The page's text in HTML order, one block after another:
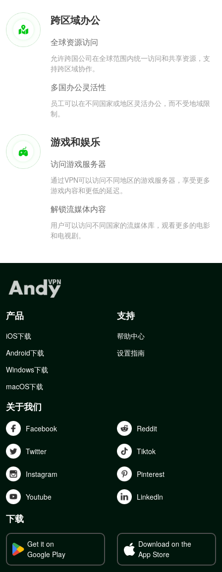
跨区域办公
全球资源访问
允许跨国公司在全球范围内统一访问和共享资源，支
持跨区域协作。
多国办公灵活性
员工可以在不同国家或地区灵活办公，而不受地域限
制。
游戏和娱乐
访问游戏服务器
通过VPN可以访问不同地区的游戏服务器，享受更多
游戏内容和更低的延迟。
解锁流媒体内容
用户可以访问不同国家的流媒体库，观看更多的电影
和电视剧。
产品
iOS下载
Android下载
Windows下载
macOS下载
支持
帮助中心
设置指南
关于我们
Facebook Reddit
Twitter Tiktok
Instagram Pinterest
Youtube Linkedln
下载
Get it on
Google Play
Download on the
App Store